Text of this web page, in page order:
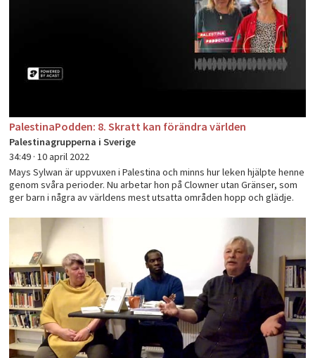
PalestinaPodden: 8. Skratt kan förändra världen
Palestinagrupperna i Sverige
34:49 ·10 april 2022
Mays Sylwan är uppvuxen i Palestina och minns hur leken hjälpte henne
genom svåra perioder. Nu arbetar hon på Clowner utan Gränser, som
ger barn i några av världens mest utsatta områden hopp och glädje.